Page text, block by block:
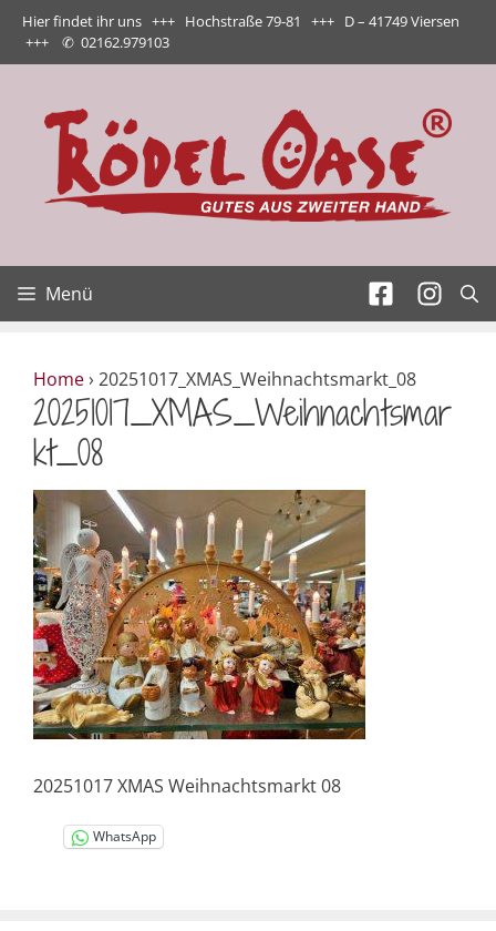
Zum
Inhalt
springen
Hier findet ihr uns +++ Hochstraße 79-81 +++ D – 41749 Viersen
+++ ✆ 02162.979103
Menü
Home› 20251017_XMAS_Weihnachtsmarkt_08
20251017_XMAS_Weihnachtsmar
kt_08
20251017 XMAS Weihnachtsmarkt 08
WhatsApp